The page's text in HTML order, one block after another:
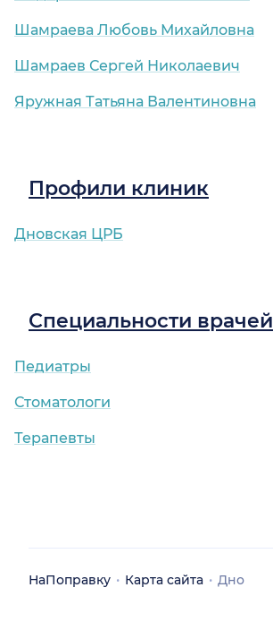
Шамраева Любовь Михайловна
Шамраев Сергей Николаевич
Яружная Татьяна Валентиновна
Профили клиник
Дновская ЦРБ
Специальности врачей
Педиатры
Стоматологи
Терапевты
НаПоправку Карта сайта Дно